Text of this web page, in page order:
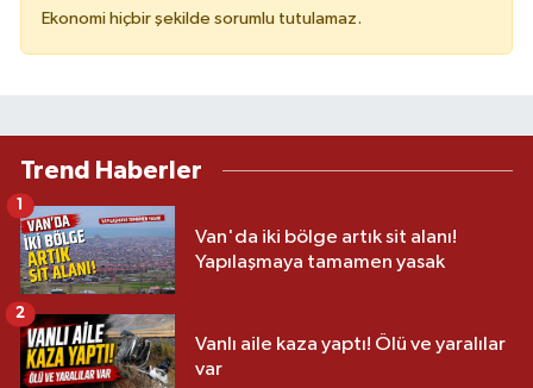
Ekonomi hiçbir şekilde sorumlu tutulamaz.
Trend Haberler
Van'da iki bölge artık sit alanı!
Yapılaşmaya tamamen yasak
Vanlı aile kaza yaptı! Ölü ve yaralılar
var
2